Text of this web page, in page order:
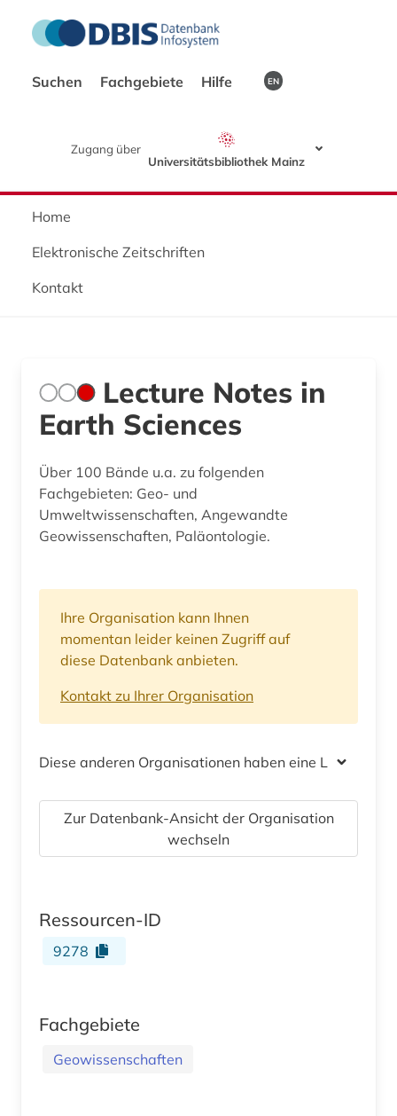
Suchen Fachgebiete Hilfe EN
Zugang über
Universitätsbibliothek Mainz
Home
Elektronische Zeitschriften
Kontakt
Lecture Notes in
Earth Sciences
Über 100 Bände u.a. zu folgenden
Fachgebieten: Geo- und
Umweltwissenschaften, Angewandte
Geowissenschaften, Paläontologie.
Ihre Organisation kann Ihnen
momentan leider keinen Zugriff auf
diese Datenbank anbieten.
Kontakt zu Ihrer Organisation
Diese anderen Organisationen haben eine Lizenz
Zur Datenbank-Ansicht der Organisation
wechseln
Ressourcen-ID
9278
Fachgebiete
Geowissenschaften